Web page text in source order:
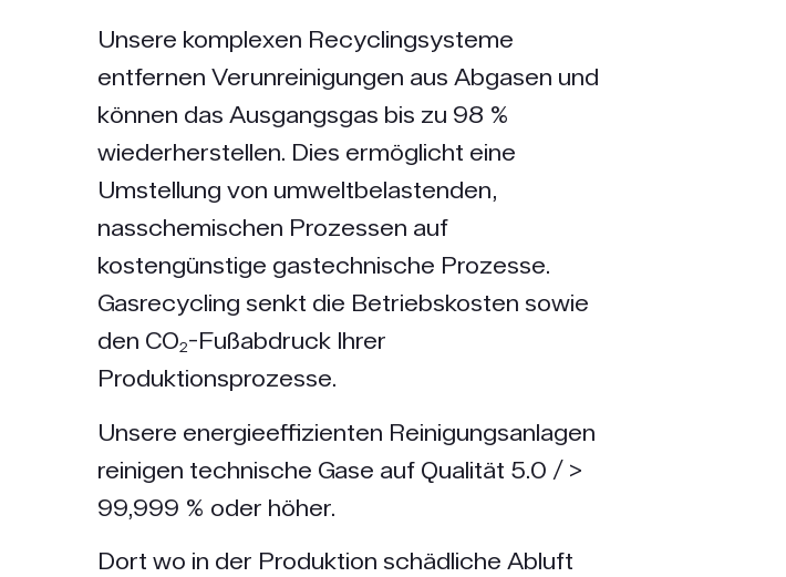
Unsere komplexen Recyclingsysteme
entfernen Verunreinigungen aus Abgasen und
können das Ausgangsgas bis zu 98 %
wiederherstellen. Dies ermöglicht eine
Umstellung von umwelt­be­lastenden,
nasschemischen Prozessen auf
kostengünstige gastechnische Prozesse.
Gasrecycling senkt die Betriebskosten sowie
den CO₂-Fußabdruck Ihrer
Produktionsprozesse.
Unsere energieeffizienten Reinigungsanlagen
reinigen technische Gase auf Qualität 5.0 / >
99,999 % oder höher.
Dort wo in der Produktion schädliche Abluft